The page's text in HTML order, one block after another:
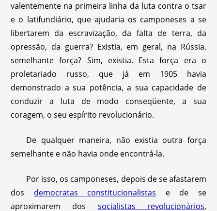
valentemente na primeira linha da luta contra o tsar
e o latifundiário, que ajudaria os camponeses a se
libertarem da escravização, da falta de terra, da
opressão, da guerra? Existia, em geral, na Rússia,
semelhante força? Sim, existia. Esta força era o
proletariado russo, que já em 1905 havia
demonstrado a sua potência, a sua capacidade de
conduzir a luta de modo conseqüente, a sua
coragem, o seu espírito revolucionário.
De qualquer maneira, não existia outra força
semelhante e não havia onde encontrá-la.
Por isso, os camponeses, depois de se afastarem
dos democratas constitucionalistas e de se
aproximarem dos socialistas revolucionários,